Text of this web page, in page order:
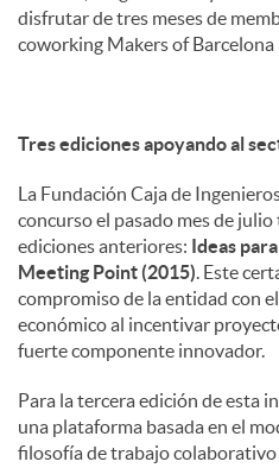
disfrutar de tres meses de
coworking Makers of Barcelona
Tres ediciones apoyando al
La Fundación Caja de
concurso el pasado mes de
ediciones anteriores: Ideas
Meeting Point (2015). Este
compromiso de la entidad con
económico al incentivar
fuerte componente innovador.
Para la tercera edición de esta
una plataforma basada en el
filosofía de trabajo